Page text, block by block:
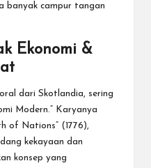
banyak campur tangan
Ekonomi &
dari Skotlandia, sering
Modern.” Karyanya
of Nations” (1776),
kekayaan dan
konsep yang